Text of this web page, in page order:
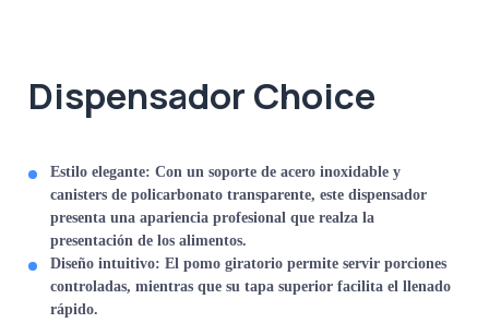
Dispensador Choice
Estilo elegante: Con un soporte de acero inoxidable y
canisters de policarbonato transparente, este dispensador
presenta una apariencia profesional que realza la
presentación de los alimentos.
Diseño intuitivo: El pomo giratorio permite servir porciones
controladas, mientras que su tapa superior facilita el llenado
rápido.